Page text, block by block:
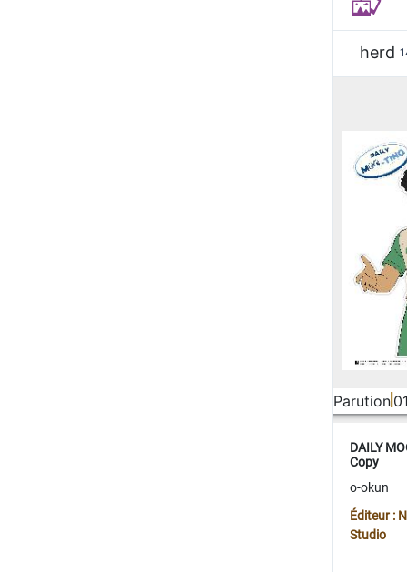
herd
Parution
DAILY
Copy
o-okun
Éditeur :
Studio